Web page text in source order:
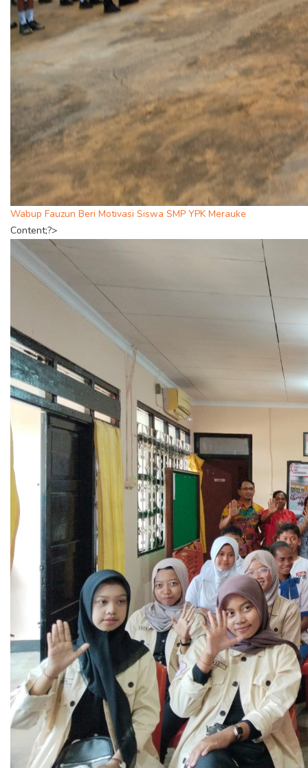
Wabup Fauzun Beri Motivasi Siswa SMP YPK Merauke
Content;?>